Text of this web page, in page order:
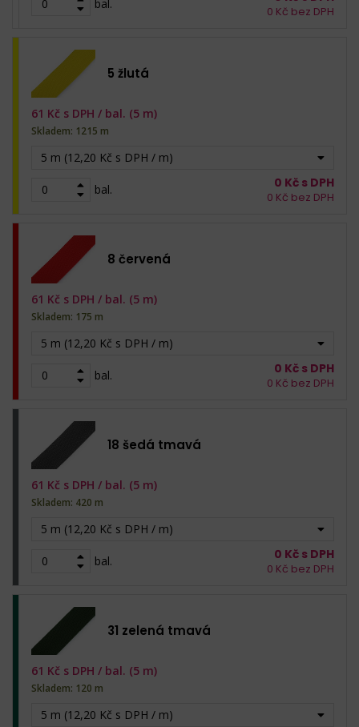
bal.
0 Kč bez DPH
5 žlutá
5 m (12,20 Kč s DPH / m)
bal.
61 Kč s DPH / bal. (5 m)
Skladem: 1215 m
0 Kč s DPH
0 Kč bez DPH
8 červená
5 m (12,20 Kč s DPH / m)
bal.
61 Kč s DPH / bal. (5 m)
Skladem: 175 m
0 Kč s DPH
0 Kč bez DPH
18 šedá tmavá
5 m (12,20 Kč s DPH / m)
bal.
61 Kč s DPH / bal. (5 m)
Skladem: 420 m
0 Kč s DPH
0 Kč bez DPH
31 zelená tmavá
5 m (12,20 Kč s DPH / m)
61 Kč s DPH / bal. (5 m)
Skladem: 120 m